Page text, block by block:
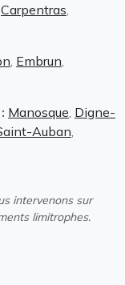
Carpentras
Embrun
Manosque Digne-
Auban
intervenons sur
limitrophes.